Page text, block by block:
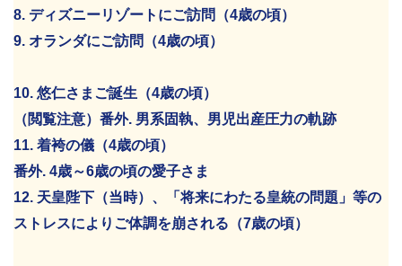
8. ディズニーリゾートにご訪問（4歳の頃）
9. オランダにご訪問（4歳の頃）
10. 悠仁さまご誕生（4歳の頃）
（閲覧注意）番外. 男系固執、男児出産圧力の軌跡
11. 着袴の儀（4歳の頃）
番外. 4歳～6歳の頃の愛子さま
12. 天皇陛下（当時）、「将来にわたる皇統の問題」等の
ストレスによりご体調を崩される（7歳の頃）